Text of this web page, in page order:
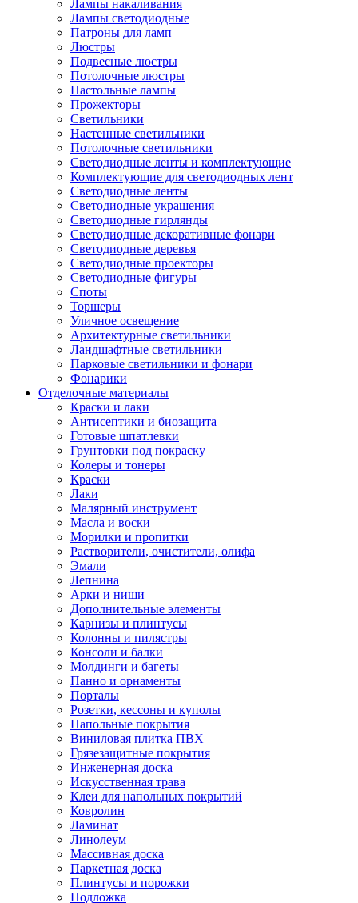
Лампы накаливания
Лампы светодиодные
Патроны для ламп
Люстры
Подвесные люстры
Потолочные люстры
Настольные лампы
Прожекторы
Светильники
Настенные светильники
Потолочные светильники
Светодиодные ленты и комплектующие
Комплектующие для светодиодных лент
Светодиодные ленты
Светодиодные украшения
Светодиодные гирлянды
Светодиодные декоративные фонари
Светодиодные деревья
Светодиодные проекторы
Светодиодные фигуры
Споты
Торшеры
Уличное освещение
Архитектурные светильники
Ландшафтные светильники
Парковые светильники и фонари
Фонарики
Отделочные материалы
Краски и лаки
Антисептики и биозащита
Готовые шпатлевки
Грунтовки под покраску
Колеры и тонеры
Краски
Лаки
Малярный инструмент
Масла и воски
Морилки и пропитки
Растворители, очистители, олифа
Эмали
Лепнина
Арки и ниши
Дополнительные элементы
Карнизы и плинтусы
Колонны и пилястры
Консоли и балки
Молдинги и багеты
Панно и орнаменты
Порталы
Розетки, кессоны и куполы
Напольные покрытия
Виниловая плитка ПВХ
Грязезащитные покрытия
Инженерная доска
Искусственная трава
Клеи для напольных покрытий
Ковролин
Ламинат
Линолеум
Массивная доска
Паркетная доска
Плинтусы и порожки
Подложка